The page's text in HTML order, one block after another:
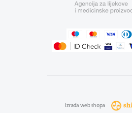
Izrada web shopa